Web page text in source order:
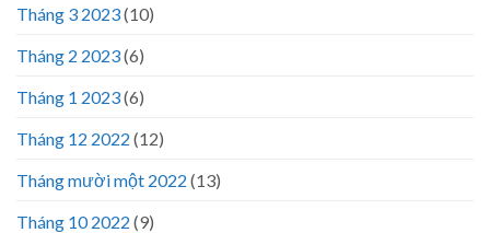
Tháng 3 2023(10)
Tháng 2 2023(6)
Tháng 1 2023(6)
Tháng 12 2022 (12)
Tháng mười một 2022 (13)
Tháng 10 2022 (9)